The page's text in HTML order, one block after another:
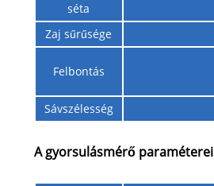
séta
Zaj sűrűsége
Felbontás
Sávszélesség
A gyorsulásmérő paraméterei